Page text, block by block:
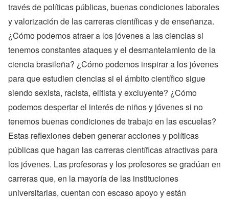
través de políticas públicas, buenas condiciones laborales
y valorización de las carreras científicas y de enseñanza.
¿Cómo podemos atraer a los jóvenes a las ciencias si
tenemos constantes ataques y el desmantelamiento de la
ciencia brasileña? ¿Cómo podemos inspirar a los jóvenes
para que estudien ciencias si el ámbito científico sigue
siendo sexista, racista, elitista y excluyente? ¿Cómo
podemos despertar el interés de niños y jóvenes si no
tenemos buenas condiciones de trabajo en las escuelas?
Estas reflexiones deben generar acciones y políticas
públicas que hagan las carreras científicas atractivas para
los jóvenes. Las profesoras y los profesores se gradúan en
carreras que, en la mayoría de las instituciones
universitarias, cuentan con escaso apoyo y están